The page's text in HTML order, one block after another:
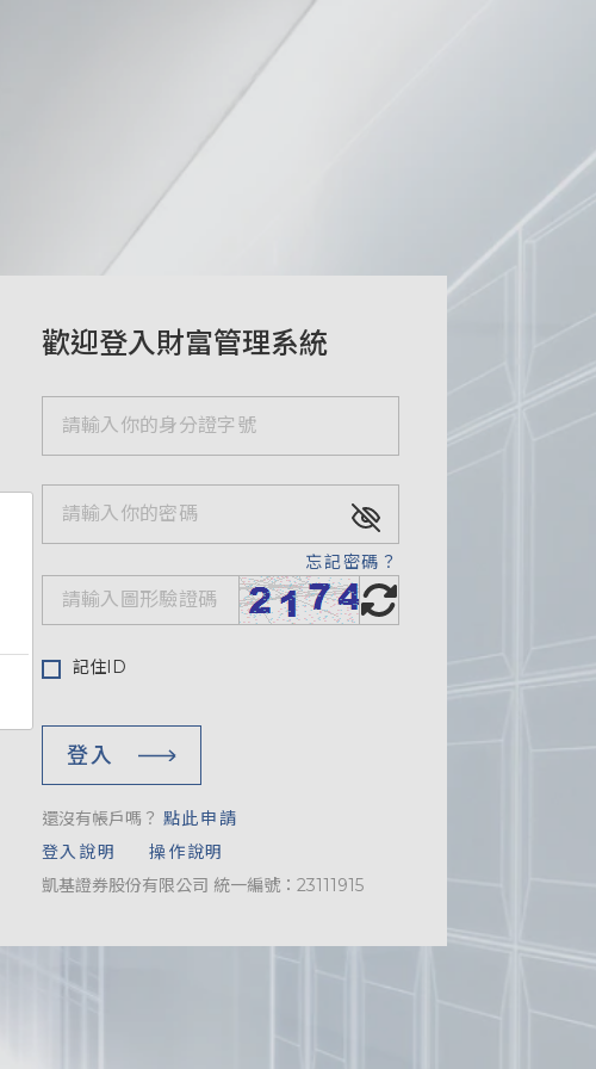
歡迎登入財富管理系統
忘記密碼？
記住ID
登入
還沒有帳戶嗎？ 點此申請
登入說明
操作說明
凱基證券股份有限公司 統一編號：23111915